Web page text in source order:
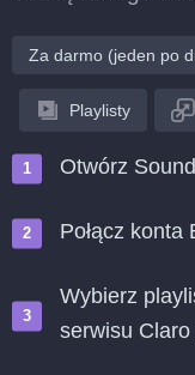
Za darmo (jeden po
Playlisty
Otwórz
Połącz
Wybierz
serwisu